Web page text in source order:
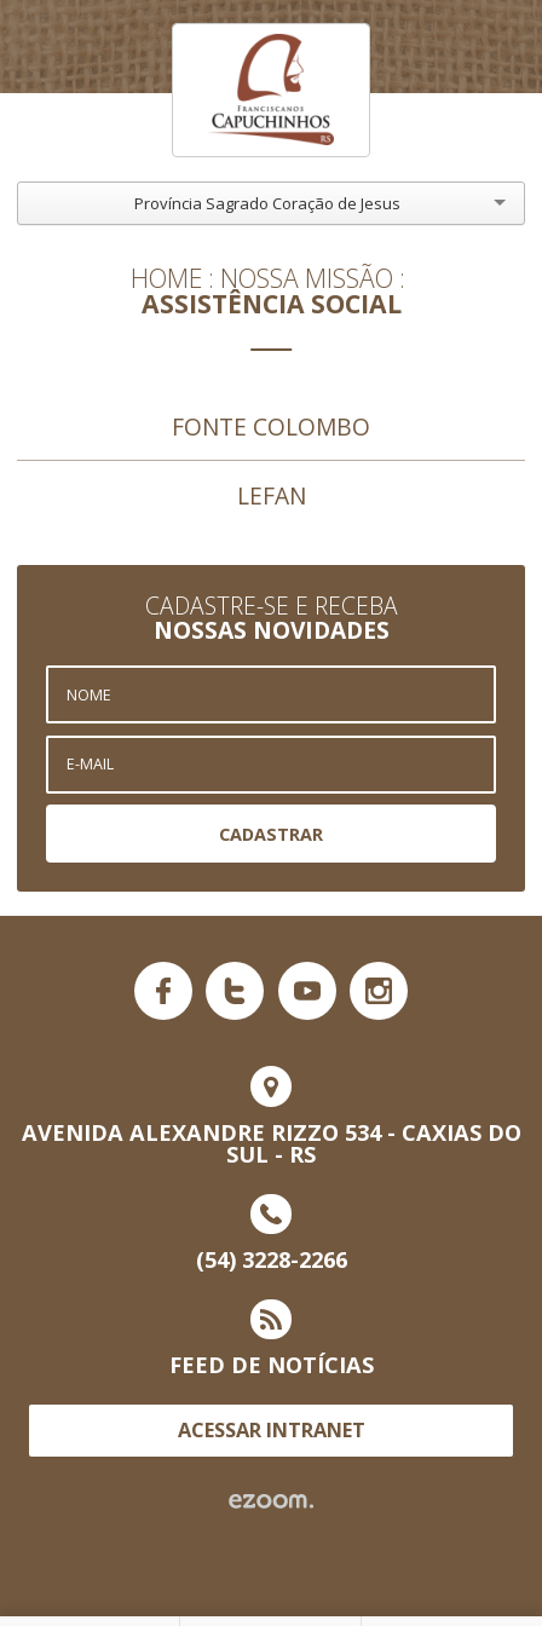
Província Sagrado Coração de Jesus
HOME NOSSA MISSÃO
ASSISTÊNCIA SOCIAL
FONTE COLOMBO
LEFAN
CADASTRE-SE E RECEBA
NOSSAS NOVIDADES
CADASTRAR
AVENIDA ALEXANDRE RIZZO 534 - CAXIAS DO
SUL - RS
(54) 3228-2266
FEED DE NOTÍCIAS
ACESSAR INTRANET